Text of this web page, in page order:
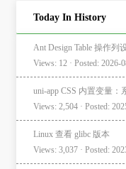
Today In History
Ant Design Table 操作列
Views: 12 · Posted: 2026-
uni-app CSS 内置变量：
Views: 2,504 · Posted:
Linux 查看 glibc 版本
Views: 3,037 · Posted: